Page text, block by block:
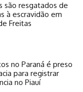
são resgatados de
à escravidão em
Freitas
no Paraná é preso
para registrar
no Piauí